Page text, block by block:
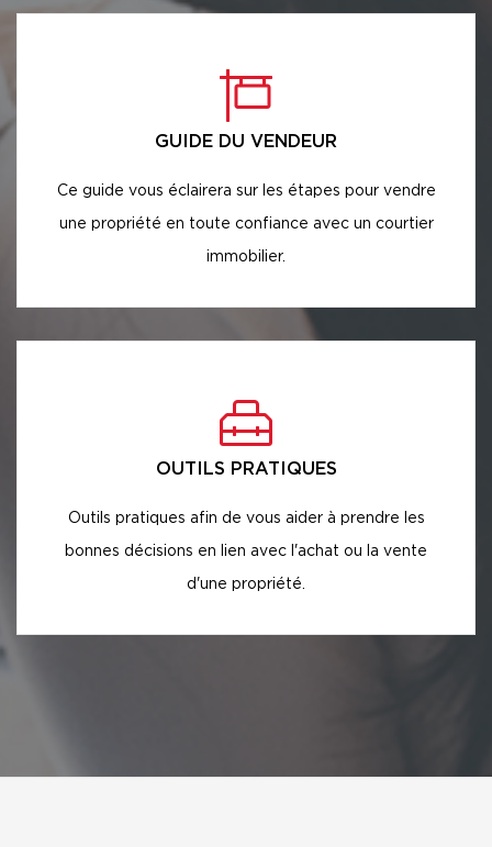
GUIDE DU VENDEUR
Ce guide vous éclairera sur les étapes pour vendre
une propriété en toute confiance avec un courtier
immobilier.
OUTILS PRATIQUES
Outils pratiques afin de vous aider à prendre les
bonnes décisions en lien avec l'achat ou la vente
d'une propriété.